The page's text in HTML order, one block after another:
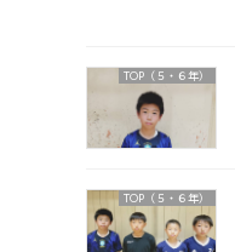
TOP（５・６年）
TOP（５・６年）